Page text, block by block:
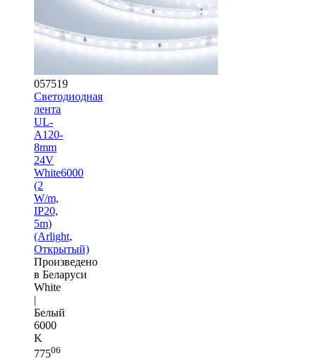
057519
Светодиодная
лента
UL-
A120-
8mm
24V
White6000
(2
W/m,
IP20,
5m)
(Arlight,
Открытый)
Произведено
в Беларуси
White
|
Белый
6000
K
77506